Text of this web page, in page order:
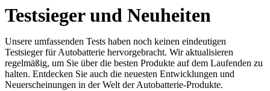
Testsieger und Neuheiten
Unsere umfassenden Tests haben noch keinen eindeutigen
Testsieger für Autobatterie hervorgebracht. Wir aktualisieren
regelmäßig, um Sie über die besten Produkte auf dem Laufenden zu
halten. Entdecken Sie auch die neuesten Entwicklungen und
Neuerscheinungen in der Welt der Autobatterie-Produkte.